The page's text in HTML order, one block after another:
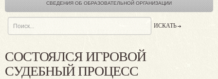
СВЕДЕНИЯ ОБ ОБРАЗОВАТЕЛЬНОЙ ОРГАНИЗАЦИИ
СОСТОЯЛСЯ ИГРОВОЙ
СУДЕБНЫЙ ПРОЦЕСС